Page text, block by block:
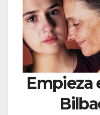
Empieza